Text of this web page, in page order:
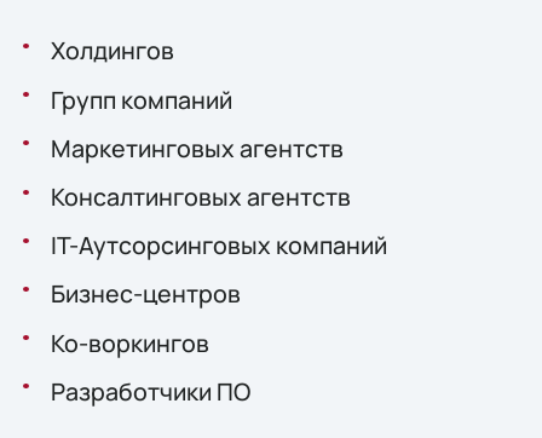
Холдингов
Групп компаний
Маркетинговых агентств
Консалтинговых агентств
IT-Аутсорсинговых компаний
Бизнес-центров
Ко-воркингов
Разработчики ПО